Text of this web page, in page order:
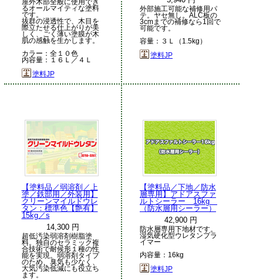
屋外木部全般に使用でき
るオールマイティな塗料
です。
抜群の浸透性で、木目を
際立たせる仕上がりが美
しく、ごく薄い塗膜が木
肌の感触を生かします。
カラー：全１０色
内容量：１６Ｌ／４Ｌ
塗料JP
外部施工可能な補修用パ
テ。ヤセ無し。ALC板の
3cmまでの補修なら1回で
可能です。
容量：３Ｌ（1.5kg）
塗料JP
【塗料品／弱溶剤／上
塗／鉄部用／外装用】
クリーンマイルドウレ
タン：標準色【艶有】
15kg／s
14,300 円
超低汚染弱溶剤樹脂塗
料。独自のセラミック複
合技術で耐候形１種の性
能を実現。弱溶剤タイプ
のため、臭気も少なく、
大気汚染低減にも役立ち
ます。
【塗料品／下地／防水
層専用】アドアスファ
ルトシーラー 16kg
（防水層用シーラー）
42,900 円
防水層専用下地材です。
湿気硬化型ウレタンプラ
イマー
内容量：16kg
塗料JP